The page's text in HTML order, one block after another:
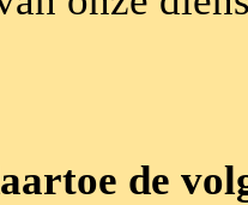
de